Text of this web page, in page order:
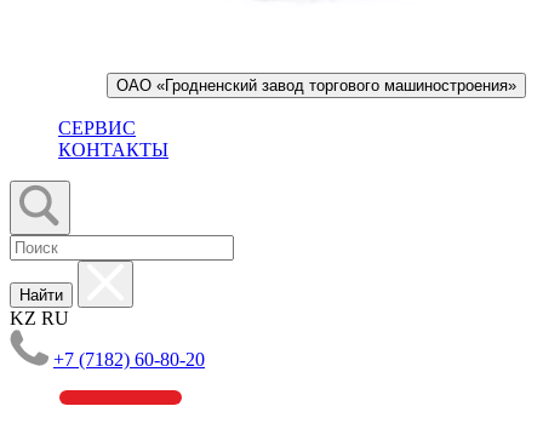
ОАО «Гродненский завод торгового машиностроения»
СЕРВИС
КОНТАКТЫ
Найти
KZ RU
+7 (7182) 60-80-20